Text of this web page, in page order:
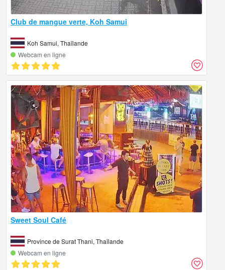
Club de mangue verte, Koh Samui
Koh Samui, Thaïlande
Webcam en ligne
Sweet Soul Café
Province de Surat Thani, Thaïlande
Webcam en ligne